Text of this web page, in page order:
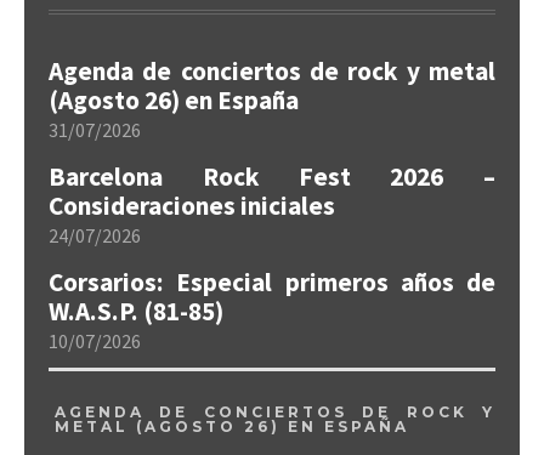
Agenda de conciertos de rock y metal
(Agosto 26) en España
31/07/2026
Barcelona Rock Fest 2026 –
Consideraciones iniciales
24/07/2026
Corsarios: Especial primeros años de
W.A.S.P. (81-85)
10/07/2026
AGENDA DE CONCIERTOS DE ROCK Y
METAL (AGOSTO 26) EN ESPAÑA